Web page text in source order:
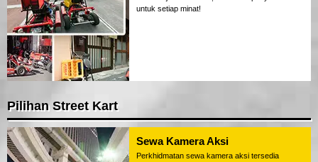
untuk setiap minat!
Pilihan Street Kart
Sewa Kamera Aksi
Perkhidmatan sewa kamera aksi tersedia